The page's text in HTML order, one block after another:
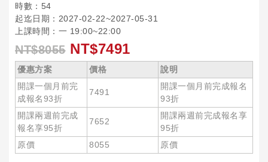
時數：54
起迄日期：2027-02-22~2027-05-31
上課時間：一 19:00~22:00
NT$8055 NT$7491
優惠方案 價格
說明
開課一個月前完
成報名93折
7491
開課一個月前完成報名
93折
開課兩週前完成
報名享95折
7652
開課兩週前完成報名享
95折
原價
8055 原價